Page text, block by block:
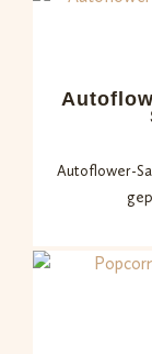
Autoflower-